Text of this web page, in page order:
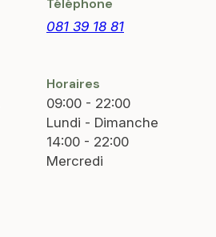
Téléphone
081 39 18 81
Horaires
09:00 - 22:00
Lundi - Dimanche
14:00 - 22:00
Mercredi